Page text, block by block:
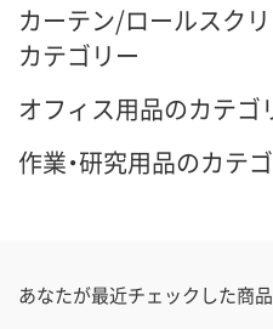
カーテン/ロールスク
カテゴリー
オフィス用品のカテゴ
作業・研究用品のカテ
あなたが最近チェックした商品